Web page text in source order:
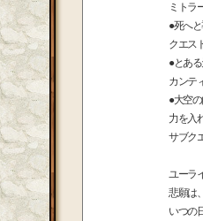
ミトラ
●死へ
クエス
●とあ
カンテ
●大空
力を入
サブク
ユーラ
悲願は
いつの